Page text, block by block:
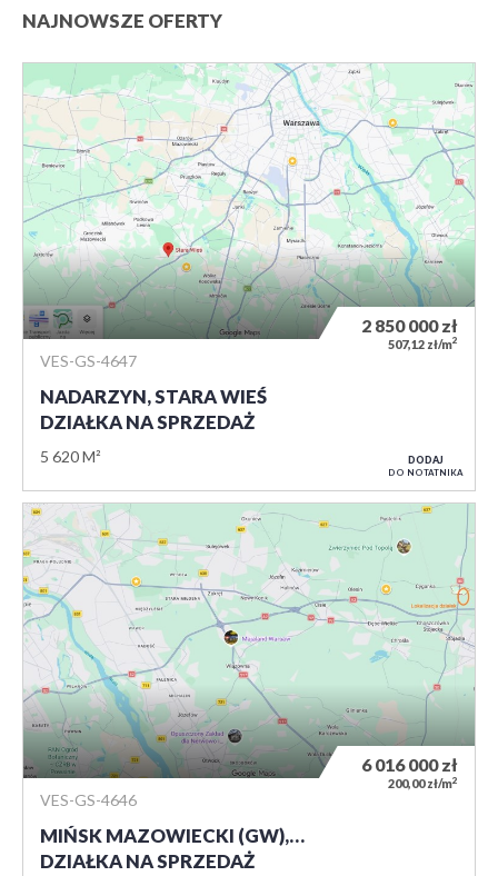
NAJNOWSZE OFERTY
VES-GS-4647
NADARZYN, STARA WIEŚ
DZIAŁKA NA SPRZEDAŻ
5 620 M²
2 850 000zł
507,12 zł/m2
DODAJ
DO NOTATNIKA
VES-GS-4646
MIŃSK MAZOWIECKI (GW),…
DZIAŁKA NA SPRZEDAŻ
6 016 000zł
200,00 zł/m2